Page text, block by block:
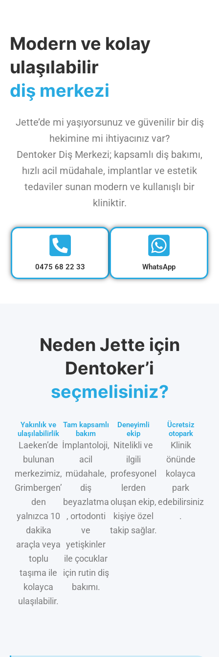
Modern ve kolay
ulaşılabilir
diş merkezi
Jette’de mi yaşıyorsunuz ve güvenilir bir diş
hekimine mi ihtiyacınız var?
Dentoker Diş Merkezi; kapsamlı diş bakımı,
hızlı acil müdahale, implantlar ve estetik
tedaviler sunan modern ve kullanışlı bir
kliniktir.
0475 68 22 33 WhatsApp
Neden Jette için
Dentoker’i
seçmelisiniz?
Yakınlık ve
ulaşılabilirlik
Laeken’de
bulunan
merkezimiz,
Grimbergen’
den
yalnızca 10
dakika
araçla veya
toplu
taşıma ile
kolayca
ulaşılabilir.
Tam kapsamlı
bakım
İmplantoloji,
acil
müdahale,
diş
beyazlatma
, ortodonti
ve
yetişkinler
ile çocuklar
için rutin diş
bakımı.
Deneyimli
ekip
Nitelikli ve
ilgili
profesyonel
lerden
oluşan ekip,
kişiye özel
takip sağlar.
Ücretsiz
otopark
Klinik
önünde
kolayca
park
edebilirsiniz
.